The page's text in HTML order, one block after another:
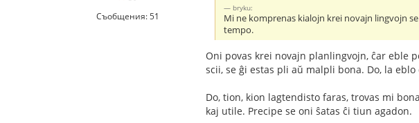
Съобщения: 51
bryku:
Mi ne komprenas kialojn krei novajn lingvojn
tempo.
Oni povas krei novajn planlingvojn, ĉar eble
scii, se ĝi estas pli aŭ malpli bona. Do, la
Do, tion, kion lagtendisto faras, trovas mi
kaj utile. Precipe se oni ŝatas ĉi tiun agadon.